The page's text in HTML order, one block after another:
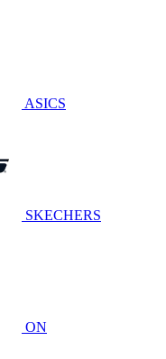
ASICS
SKECHERS
ON